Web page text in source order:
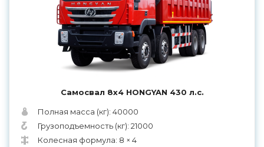
Самосвал 8х4 HONGYAN 430 л.с.
Полная масса (кг): 40000
Грузоподъемность (кг): 21000
Колесная формула: 8 × 4